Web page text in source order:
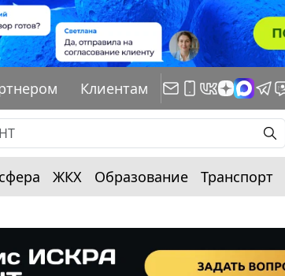
Клиентам
ЖКХ Образование Транспорт